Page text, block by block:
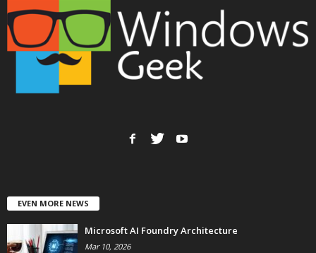
EVEN MORE NEWS
Microsoft AI Foundry Architecture
Mar 10, 2026